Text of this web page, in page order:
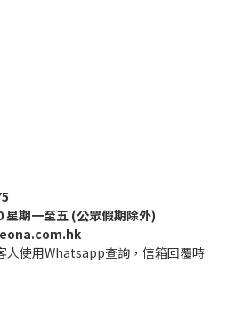
期一至五 (公眾假期除外)
人使用Whatsapp查詢，信箱回覆時